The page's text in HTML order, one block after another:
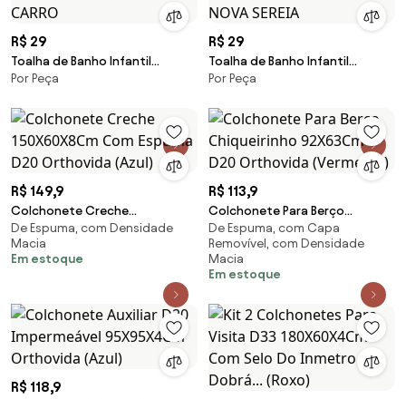
R$ 29
Toalha de Banho Infantil
Por Peça
R$ 29
Toalha de Banho Infantil
Estampada - NOVA SEREIA NOVA
Por Peça
R$ 149,9
Colchonete Creche
150X60X8Cm Com Espuma D20
Orthovida (Azul)
De Espuma, com Densidade
Macia
Em estoque
R$ 113,9
Colchonete Para Berço
Chiqueirinho 92X63Cm - D20
Orthovida (Vermelho)
De Espuma, com Capa
Removível, com Densidade
Macia
Em estoque
R$ 118,9